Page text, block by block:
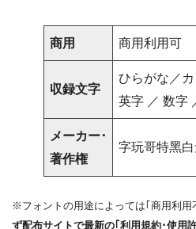
商用 商用利用可
収録文字
ひらがな／
英字 ／ 数字
メーカー･
著作権
字玩哥特黑白
※フォントの用途によっては｢商用利用
ず配布サイトで最新の｢利用規約･使用